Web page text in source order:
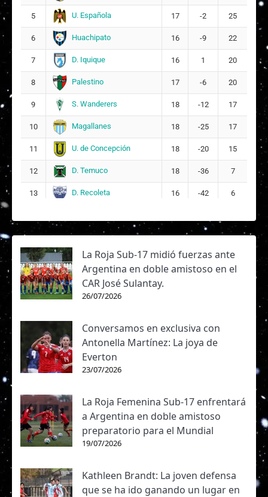
20 Isabelle Marie Kadzban Mahoney
24
ARQUERA
Anaís Alexandra Álvarez Portilla
17
Titulares
26 Dahiana Monserrat Bogarín Giménez
27 Isidora Victoria Olave Araneda 9
DT: Tatiele Silveira
5 U. Española 17 -2 25
6 Huachipato 16 -9 22
7 D. Iquique 16 1 20
8 Palestino 17 -6 20
9 S. Wanderers 18 -12 17
10 Magallanes 18 -25 17
11 U. de Concepción 18 -20 15
12 D. Temuco 18 -36 7
13 D. Recoleta 16 -42 6
La Roja Sub-17 midió fuerzas ante
Argentina en doble amistoso en el
CAR José Sulantay.
26/07/2026
Conversamos en exclusiva con
Antonella Martínez: La joya de
Everton
23/07/2026
La Roja Femenina Sub-17 enfrentará
a Argentina en doble amistoso
preparatorio para el Mundial
19/07/2026
Kathleen Brandt: La joven defensa
que se ha ido ganando un lugar en